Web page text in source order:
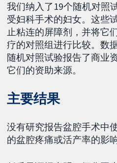
我们纳入了19个随机对照
受妇科手术的妇女。这些
止粘连的屏障剂，并将它
疗的对照组进行比较。数
随机对照试验报告了商业
它们的资助来源。
主要结果
没有研究报告盆腔手术中
的盆腔疼痛或活产率的影响